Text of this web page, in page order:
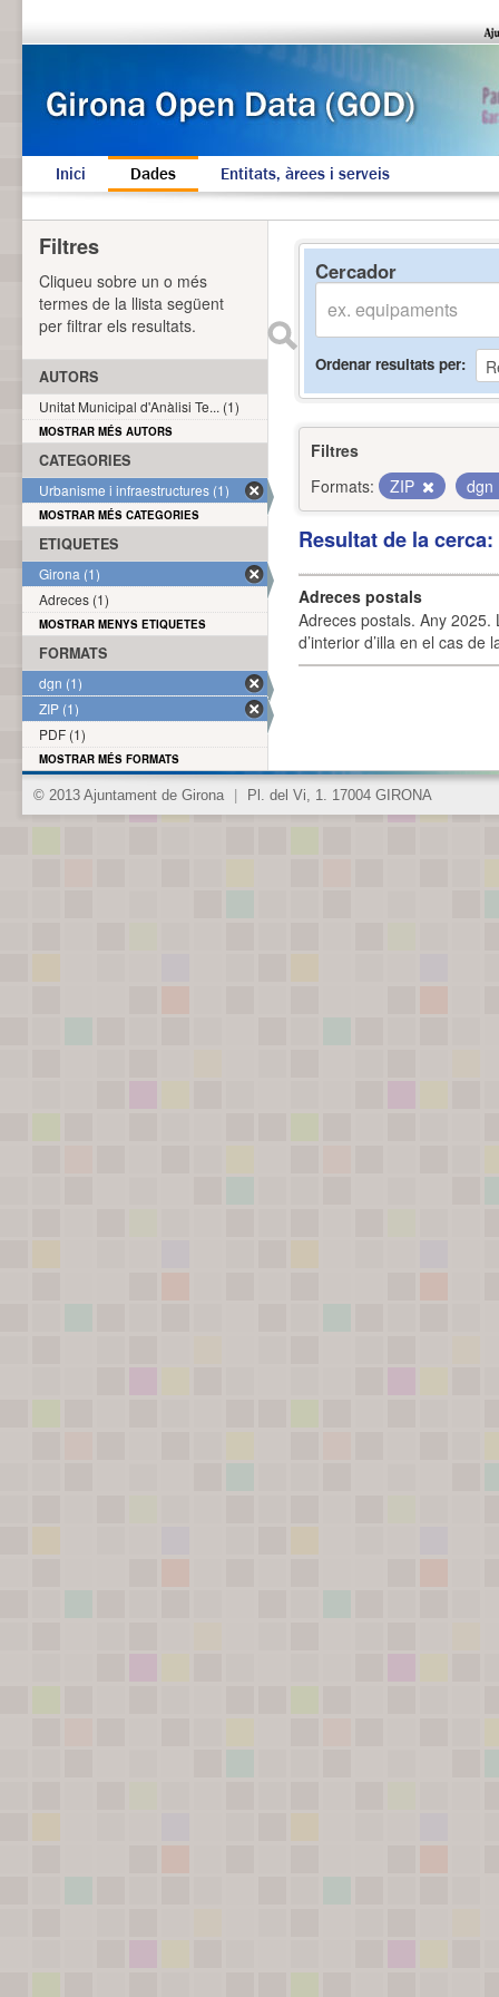
Inici Dades Entitats, àrees i serveis
Cercador
Ordenar resultats per
Filtres
Formats:
ZIP dgn
Resultat de la
Adreces postals
Adreces postals. Any 2025.
d’interior d’illa en el cas
Filtres
Cliqueu sobre un o més
termes de la llista següent
per filtrar els resultats.
AUTORS
Unitat Municipal d'Anàlisi Te... (1)
MOSTRAR MÉS AUTORS
CATEGORIES
Urbanisme i infraestructures (1)
MOSTRAR MÉS CATEGORIES
ETIQUETES
Girona (1)
Adreces (1)
MOSTRAR MENYS ETIQUETES
FORMATS
dgn (1)
ZIP (1)
PDF (1)
MOSTRAR MÉS FORMATS
© 2013 Ajuntament de Girona Pl. del Vi, 1. 17004 GIRONA